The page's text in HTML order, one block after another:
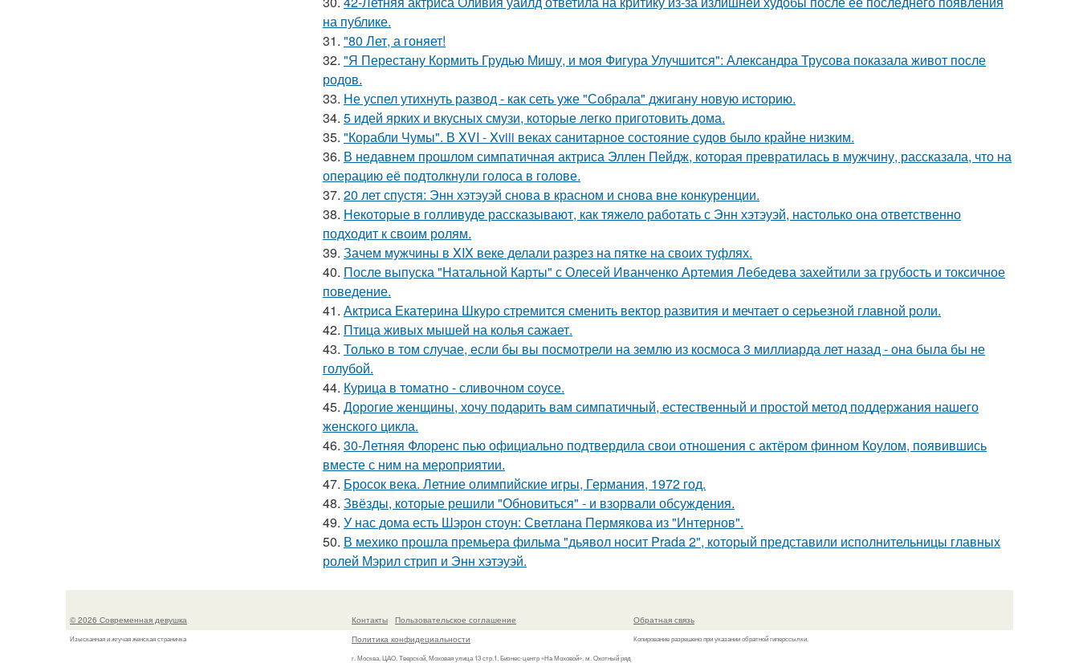
на публике.
31. "80 Лет, а гоняет!
32. "Я Перестану Кормить Грудью Мишу, и моя Фигура Улучшится": Александра Трусова показала живот после
родов.
33. Не успел утихнуть развод - как сеть уже "Собрала" джигану новую историю.
34. 5 идей ярких и вкусных смузи, которые легко приготовить дома.
35. "Корабли Чумы". В XVI - Xviii веках санитарное состояние судов было крайне низким.
36. В недавнем прошлом симпатичная актриса Эллен Пейдж, которая превратилась в мужчину, рассказала, что на
операцию её подтолкнули голоса в голове.
37. 20 лет спустя: Энн хэтэуэй снова в красном и снова вне конкуренции.
38. Некоторые в голливуде рассказывают, как тяжело работать с Энн хэтэуэй, настолько она ответственно
подходит к своим ролям.
39. Зачем мужчины в XIX веке делали разрез на пятке на своих туфлях.
40. После выпуска "Натальной Карты" с Олесей Иванченко Артемия Лебедева захейтили за грубость и токсичное
поведение.
41. Актриса Екатерина Шкуро стремится сменить вектор развития и мечтает о серьезной главной роли.
42. Птица живых мышей на колья сажает.
43. Только в том случае, если бы вы посмотрели на землю из космоса 3 миллиарда лет назад - она была бы не
голубой.
44. Курица в томатно - сливочном соусе.
45. Дорогие женщины, хочу подарить вам симпатичный, естественный и простой метод поддержания нашего
женского цикла.
46. 30-Летняя Флоренс пью официально подтвердила свои отношения с актёром финном Коулом, появившись
вместе с ним на мероприятии.
47. Бросок века. Летние олимпийские игры, Германия, 1972 год.
48. Звёзды, которые решили "Обновиться" - и взорвали обсуждения.
49. У нас дома есть Шэрон стоун: Светлана Пермякова из "Интернов".
50. В мехико прошла премьера фильма "дьявол носит Prada 2", который представили исполнительницы главных
ролей Мэрил стрип и Энн хэтэуэй.
© 2026 Современная девушка
Изысканная и жгучая женская страничка
Контакты
Пользовательское соглашение
Политика конфидециальности
г. Москва, ЦАО, Тверской, Моховая улица 13 стр.1, Бизнес-центр «На Моховой», м. Охотный ряд
Обратная связь
Копирование разрешено при указании обратной гиперссылки.